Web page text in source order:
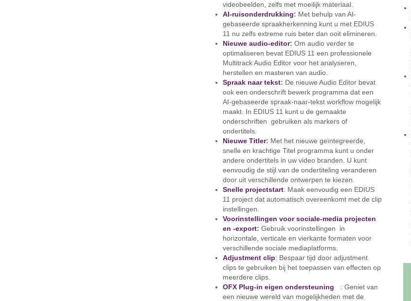
videobeelden, zelfs met moeilijk materiaal.
AI-ruisonderdrukking: Met behulp van AI-
gebaseerde spraakherkenning kunt u met EDIUS
11 nu zelfs extreme ruis beter dan ooit elimineren.
Nieuwe audio-editor: Om audio verder te
optimaliseren bevat EDIUS 11 een professionele
Multitrack Audio Editor voor het analyseren,
herstellen en masteren van audio.
Spraak naar tekst: De nieuwe Audio Editor bevat
ook een onderschrift bewerk programma dat een
AI-gebaseerde spraak-naar-tekst workflow mogelijk
maakt. In EDIUS 11 kunt u de gemaakte
onderschriften gebruiken als markers of
ondertitels.
Nieuwe Titler: Met het nieuwe geïntegreerde,
snelle en krachtige Titel programma kunt u onder
andere ondertitels in uw video branden. U kunt
eenvoudig de stijl van de ondertiteling veranderen
door uit verschillende ontwerpen te kiezen.
Snelle projectstart: Maak eenvoudig een EDIUS
11 project dat automatisch overeenkomt met de clip
instellingen.
Voorinstellingen voor sociale-media projecten
en -export: Gebruik voorinstellingen in
horizontale, verticale en vierkante formaten voor
verschillende sociale mediaplatforms.
Adjustment clip: Bespaar tijd door adjustment
clips te gebruiken bij het toepassen van effecten op
meerdere clips.
OFX Plug-in eigen ondersteuning
: Geniet van
een nieuwe wereld van mogelijkheden met de